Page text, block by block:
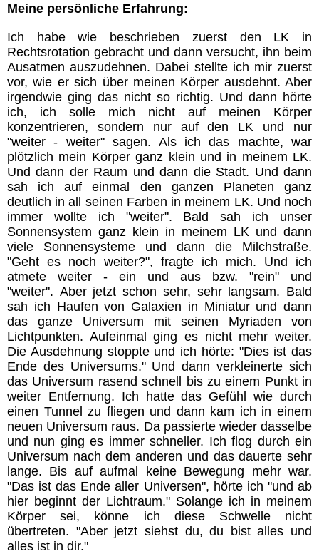
Meine persönliche Erfahrung:
Ich habe wie beschrieben zuerst den LK in
Rechtsrotation gebracht und dann versucht, ihn beim
Ausatmen auszudehnen. Dabei stellte ich mir zuerst
vor, wie er sich über meinen Körper ausdehnt. Aber
irgendwie ging das nicht so richtig. Und dann hörte
ich, ich solle mich nicht auf meinen Körper
konzentrieren, sondern nur auf den LK und nur
"weiter - weiter" sagen. Als ich das machte, war
plötzlich mein Körper ganz klein und in meinem LK.
Und dann der Raum und dann die Stadt. Und dann
sah ich auf einmal den ganzen Planeten ganz
deutlich in all seinen Farben in meinem LK. Und noch
immer wollte ich "weiter". Bald sah ich unser
Sonnensystem ganz klein in meinem LK und dann
viele Sonnensysteme und dann die Milchstraße.
"Geht es noch weiter?", fragte ich mich. Und ich
atmete weiter - ein und aus bzw. "rein" und
"weiter". Aber jetzt schon sehr, sehr langsam. Bald
sah ich Haufen von Galaxien in Miniatur und dann
das ganze Universum mit seinen Myriaden von
Lichtpunkten. Aufeinmal ging es nicht mehr weiter.
Die Ausdehnung stoppte und ich hörte: "Dies ist das
Ende des Universums." Und dann verkleinerte sich
das Universum rasend schnell bis zu einem Punkt in
weiter Entfernung. Ich hatte das Gefühl wie durch
einen Tunnel zu fliegen und dann kam ich in einem
neuen Universum raus. Da passierte wieder dasselbe
und nun ging es immer schneller. Ich flog durch ein
Universum nach dem anderen und das dauerte sehr
lange. Bis auf aufmal keine Bewegung mehr war.
"Das ist das Ende aller Universen", hörte ich "und ab
hier beginnt der Lichtraum." Solange ich in meinem
Körper sei, könne ich diese Schwelle nicht
übertreten. "Aber jetzt siehst du, du bist alles und
alles ist in dir."